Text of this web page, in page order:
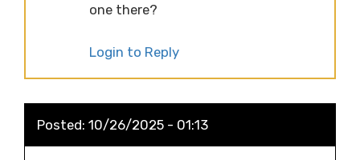
one there?
Login to Reply
Posted: 10/26/2025 - 01:13